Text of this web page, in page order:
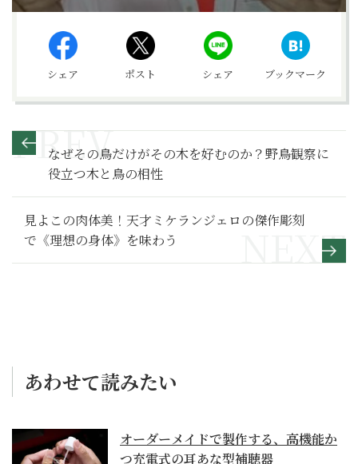
シェア ポスト シェア ブックマーク
なぜその鳥だけがその木を好むのか？野鳥観察に
役立つ木と鳥の相性
見よこの肉体美！天才ミケランジェロの傑作彫刻
で《理想の身体》を味わう
あわせて読みたい
オーダーメイドで製作する、高機能か
つ充電式の耳あな型補聴器